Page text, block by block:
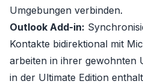
Umgebungen verbinden.
Outlook Add-in:
Kontakte bidirektional mit
arbeiten in ihrer gewohnten
in der Ultimate Edition